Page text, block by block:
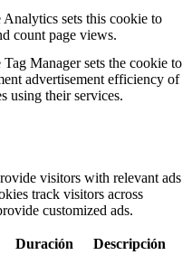
Analytics sets this cookie to
count page views.
Manager sets the cookie to
advertisement efficiency of
using their services.
visitors with relevant ads
track visitors across
customized ads.
Duración Descripción